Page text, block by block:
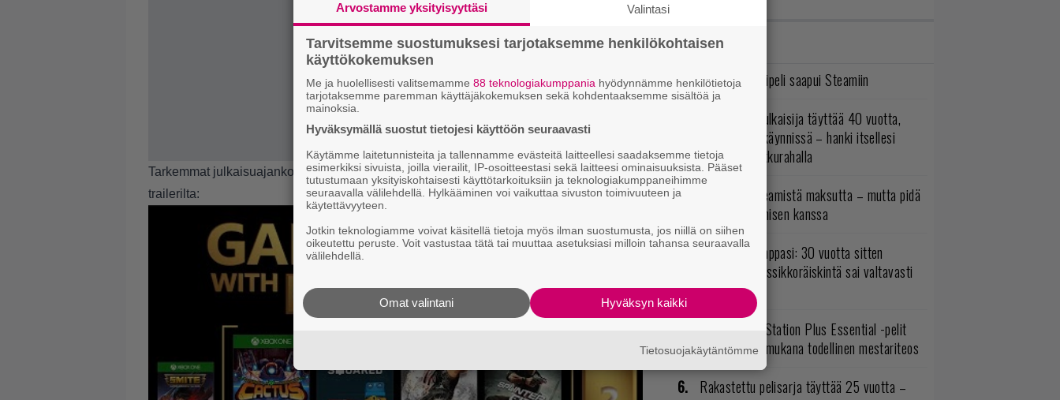
Tarkemmat julkaisuajankohdat ja lisätietoa peleistä löydät alapuolelta löytyvältä
trailerilta:
LUETUIMMAT JUTUT
Ubisoftin hittipeli saapui Steamiin
Rakastettu julkaisija täyttää 40 vuotta,
valtavat alet käynnissä – hanki itsellesi
klassikoita pikkurahalla
Loistopeli Steamistä maksutta – mutta pidä
kiirettä lataamisen kanssa
No johan pomppasi: 30 vuotta sitten
ilmestynyt klassikkoräiskintä sai valtavasti
lisää sisältöä
Elokuun PlayStation Plus Essential -pelit
ilmestyivät – mukana todellinen mestariteos
Rakastettu pelisarja täyttää 25 vuotta –
Arvostamme yksityisyyttäsi Valintasi
Tarvitsemme suostumuksesi tarjotaksemme henkilökohtaisen
käyttökokemuksen
Me ja huolellisesti valitsemamme 88 teknologiakumppania hyödynnämme henkilötietoja
tarjotaksemme paremman käyttäjäkokemuksen sekä kohdentaaksemme sisältöä ja
mainoksia.
Hyväksymällä suostut tietojesi käyttöön seuraavasti
Käytämme laitetunnisteita ja tallennamme evästeitä laitteellesi saadaksemme tietoja
esimerkiksi sivuista, joilla vierailit, IP-osoitteestasi sekä laitteesi ominaisuuksista. Pääset
tutustumaan yksityiskohtaisesti käyttötarkoituksiin ja teknologiakumppaneihimme
seuraavalla välilehdellä. Hylkääminen voi vaikuttaa sivuston toimivuuteen ja
käytettävyyteen.
Jotkin teknologiamme voivat käsitellä tietoja myös ilman suostumusta, jos niillä on siihen
oikeutettu peruste. Voit vastustaa tätä tai muuttaa asetuksiasi milloin tahansa seuraavalla
välilehdellä.
Hyväksyn kaikki
Omat valintani
Tietosuojakäytäntömme